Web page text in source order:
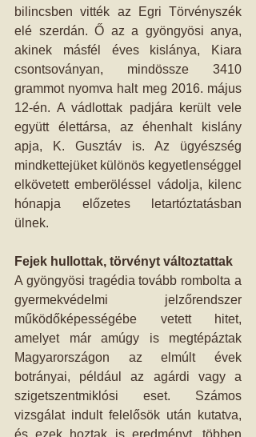
bilincsben vitték az Egri Törvényszék
elé szerdán. Ő az a gyöngyösi anya,
akinek másfél éves kislánya, Kiara
csontsoványan, mindössze 3410
grammot nyomva halt meg 2016. május
12-én. A vádlottak padjára került vele
együtt élettársa, az éhenhalt kislány
apja, K. Gusztáv is. Az ügyészség
mindkettejüket különös kegyetlenséggel
elkövetett emberöléssel vádolja, kilenc
hónapja előzetes letartóztatásban
ülnek.
Fejek hullottak, törvényt változtattak
A gyöngyösi tragédia tovább rombolta a
gyermekvédelmi jelzőrendszer
működőképességébe vetett hitet,
amelyet már amúgy is megtépáztak
Magyarországon az elmúlt évek
botrányai, például az agárdi vagy a
szigetszentmiklósi eset. Számos
vizsgálat indult felelősök után kutatva,
és ezek hoztak is eredményt, többen